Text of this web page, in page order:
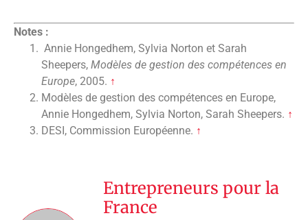
Notes :
Annie Hongedhem, Sylvia Norton et Sarah
Sheepers, Modèles de gestion des compétences en
Europe, 2005. ↑
Modèles de gestion des compétences en Europe,
Annie Hongedhem, Sylvia Norton, Sarah Sheepers. ↑
DESI, Commission Européenne. ↑
Entrepreneurs pour la
France